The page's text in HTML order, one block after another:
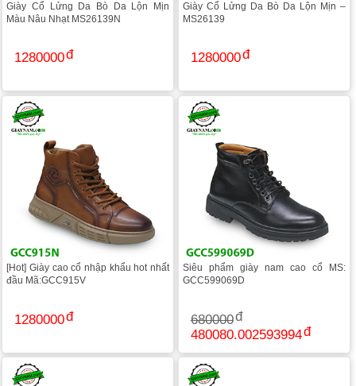
Giày Cổ Lửng Da Bò Da Lộn Mịn
Màu Nâu Nhạt MS26139N
1280000
Giày Cổ Lửng Da Bò Da Lộn Mịn –
MS26139
1280000
[Hot] Giày cao cổ nhập khẩu hot nhất
đầu Mã:GCC915V
1280000
Siêu phẩm giày nam cao cổ MS:
GCC599069D
680000
480080.002593994